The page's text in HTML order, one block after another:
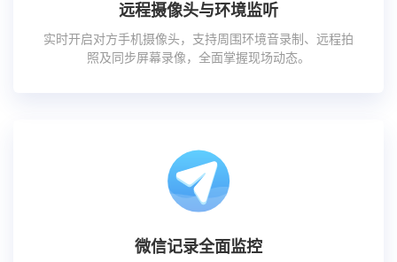
远程摄像头与环境监听
实时开启对方手机摄像头，支持周围环境音录制、远程拍
照及同步屏幕录像，全面掌握现场动态。
微信记录全面监控